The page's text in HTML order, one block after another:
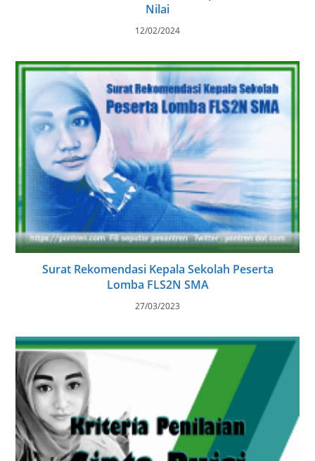
Nilai
12/02/2024
Surat Rekomendasi Kepala Sekolah Peserta
Lomba FLS2N SMA
27/03/2023